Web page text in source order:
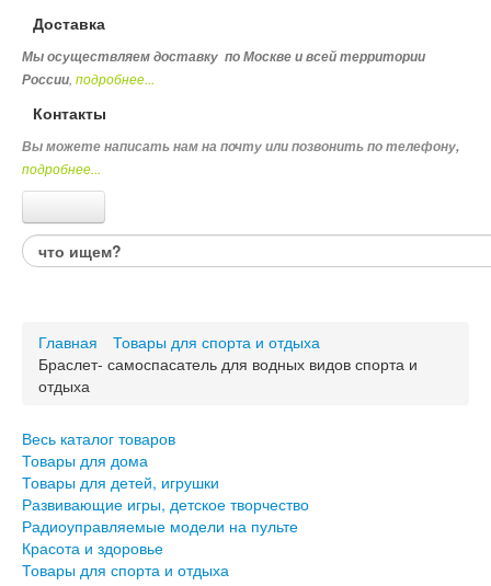
Доставка
Мы осуществляем доставку по Москве и всей территории
России, подробнее...
Контакты
Вы можете написать нам на почту или позвонить по телефону,
подробнее...
Каталог товаров
Товары для детей, игрушки
Развивающие игры, детское творчество
Товары для спорта и отдыха
Электроника и гаджеты
Вейпы, электронные сигареты, аксессуары
Товары для сада и огорода
Украшения и часы
Главная
Товары для спорта и отдыха
Браслет- самоспасатель для водных видов спорта и
отдыха
Весь каталог товаров
Товары для дома
Товары для детей, игрушки
Развивающие игры, детское творчество
Радиоуправляемые модели на пульте
Красота и здоровье
Товары для спорта и отдыха